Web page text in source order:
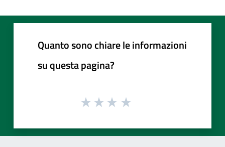
Quanto sono chiare le informazioni
su questa pagina?